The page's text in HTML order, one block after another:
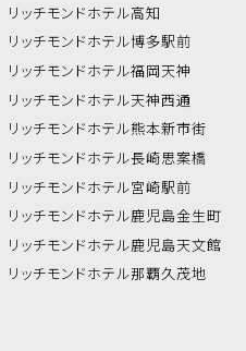
リッチモンドホテル高知
リッチモンドホテル博多駅前
リッチモンドホテル福岡天神
リッチモンドホテル天神西通
リッチモンドホテル熊本新市街
リッチモンドホテル長崎思案橋
リッチモンドホテル宮崎駅前
リッチモンドホテル鹿児島金生町
リッチモンドホテル鹿児島天文館
リッチモンドホテル那覇久茂地